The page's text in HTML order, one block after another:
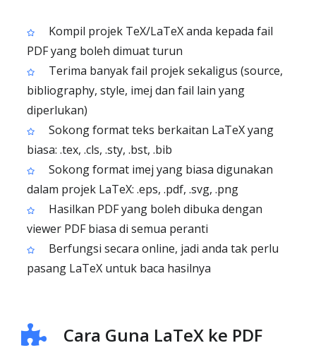
Kompil projek TeX/LaTeX anda kepada fail
PDF yang boleh dimuat turun
Terima banyak fail projek sekaligus (source,
bibliography, style, imej dan fail lain yang
diperlukan)
Sokong format teks berkaitan LaTeX yang
biasa: .tex, .cls, .sty, .bst, .bib
Sokong format imej yang biasa digunakan
dalam projek LaTeX: .eps, .pdf, .svg, .png
Hasilkan PDF yang boleh dibuka dengan
viewer PDF biasa di semua peranti
Berfungsi secara online, jadi anda tak perlu
pasang LaTeX untuk baca hasilnya
Cara Guna LaTeX ke PDF